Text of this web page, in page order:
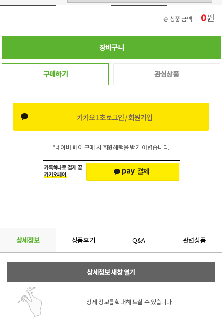
총 상품 금액 0원
장바구니
구매하기 관심상품
카카오 1초 로그인 / 회원가입
*네이버 페이 구매 시 회원혜택을 받기 어렵습니다.
상세정보 상품후기 Q&A 관련상품
상세정보 새창 열기
상세 정보를 확대해 보실 수 있습니다.